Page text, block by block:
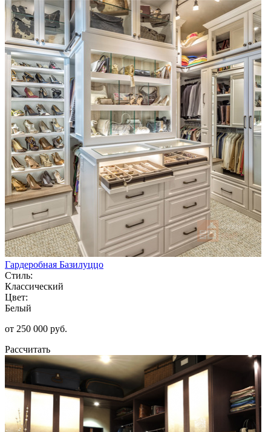
Гардеробная Базилуццо
Стиль:
Классический
Цвет:
Белый
от 250 000 руб.
Рассчитать